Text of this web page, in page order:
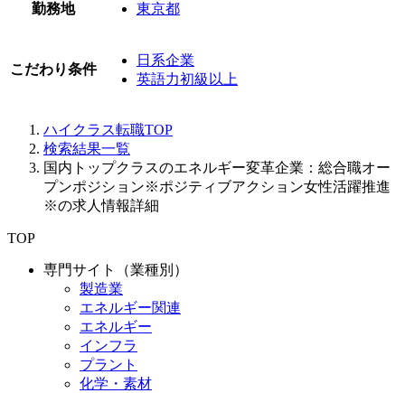
勤務地 東京都
こだわり条件
日系企業
英語力初級以上
ハイクラス転職TOP
検索結果一覧
国内トップクラスのエネルギー変革企業：総合職オー
プンポジション※ポジティブアクション女性活躍推進
※の求人情報詳細
TOP
専門サイト（業種別）
製造業
エネルギー関連
エネルギー
インフラ
プラント
化学・素材